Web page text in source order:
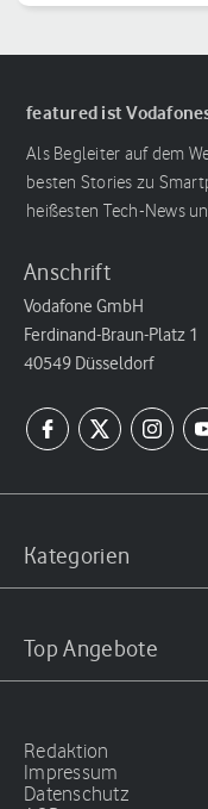
featured ist
Als Begleiter auf dem
besten Stories zu
heißesten Tech-News
Anschrift
Vodafone GmbH
Ferdinand-Braun-Platz 1
40549 Düsseldorf
Kategorien
Top Angebote
Redaktion
Impressum
Datenschutz